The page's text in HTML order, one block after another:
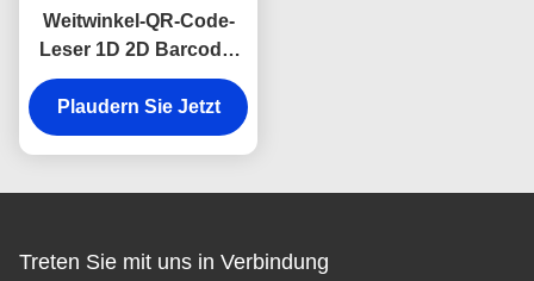
Weitwinkel-QR-Code-
Leser 1D 2D Barcode-
Scan-Engine für
Ticketautomaten
Plaudern Sie Jetzt
Treten Sie mit uns in Verbindung